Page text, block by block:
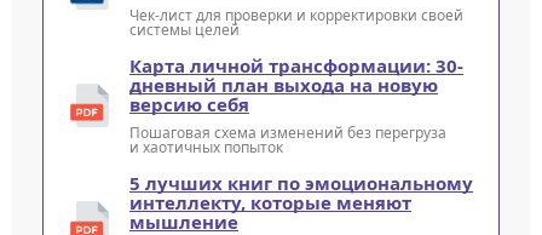
Чек-лист для проверки и корректировки своей
системы целей
Карта личной трансформации: 30-
дневный план выхода на новую
версию себя
Пошаговая схема изменений без перегруза
и хаотичных попыток
5 лучших книг по эмоциональному
интеллекту, которые меняют
мышление